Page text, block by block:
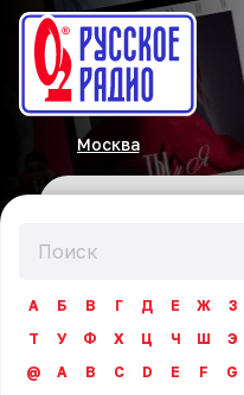
Москва
А Б В Г Д Е Ж З
Т
У Ф Х Ц Ч Ш Э
@
A B C D E F G